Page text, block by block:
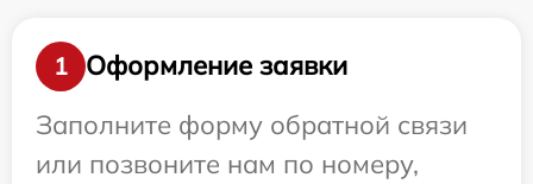
1
Оформление заявки
Заполните форму обратной связи
или позвоните нам по номеру,